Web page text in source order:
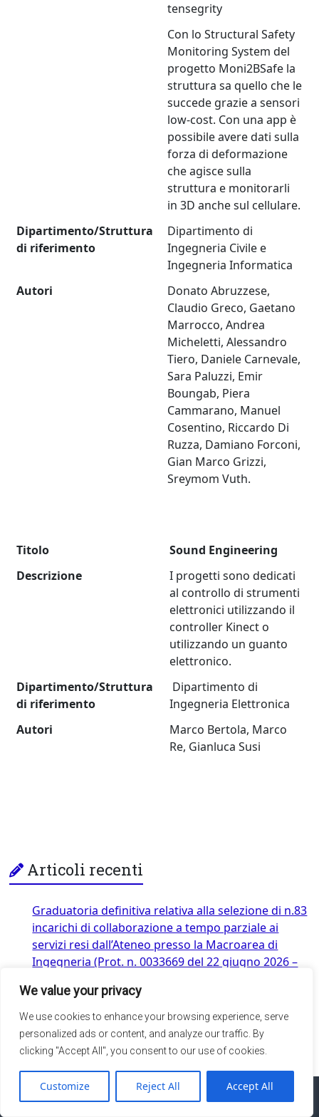
We value your privacy
We use cookies to enhance your browsing experience, serve
personalized ads or content, and analyze our traffic. By
clicking "Accept All", you consent to our use of cookies.
Customize Reject All Accept All
tensegrity
Con lo Structural Safety
Monitoring System del
progetto Moni2BSafe la
struttura sa quello che le
succede grazie a sensori
low-cost. Con una app è
possibile avere dati sulla
forza di deformazione
che agisce sulla
struttura e monitorarli
in 3D anche sul cellulare.
Dipartimento/Struttura
di riferimento
Dipartimento di
Ingegneria Civile e
Ingegneria Informatica
Autori
Donato Abruzzese,
Claudio Greco, Gaetano
Marrocco, Andrea
Micheletti, Alessandro
Tiero, Daniele Carnevale,
Sara Paluzzi, Emir
Boungab, Piera
Cammarano, Manuel
Cosentino, Riccardo Di
Ruzza, Damiano Forconi,
Gian Marco Grizzi,
Sreymom Vuth.
Titolo
Sound Engineering
Descrizione
I progetti sono dedicati
al controllo di strumenti
elettronici utilizzando il
controller Kinect o
utilizzando un guanto
elettronico.
Dipartimento/Struttura
di riferimento
Dipartimento di
Ingegneria Elettronica
Autori
Marco Bertola, Marco
Re, Gianluca Susi
Articoli recenti
Graduatoria definitiva relativa alla selezione di n.83
incarichi di collaborazione a tempo parziale ai
servizi resi dall’Ateneo presso la Macroarea di
Ingegneria (Prot. n. 0033669 del 22 giugno 2026 –
integrative propedeutiche a.a. 2025/2624 Luglio
2026
Web Master